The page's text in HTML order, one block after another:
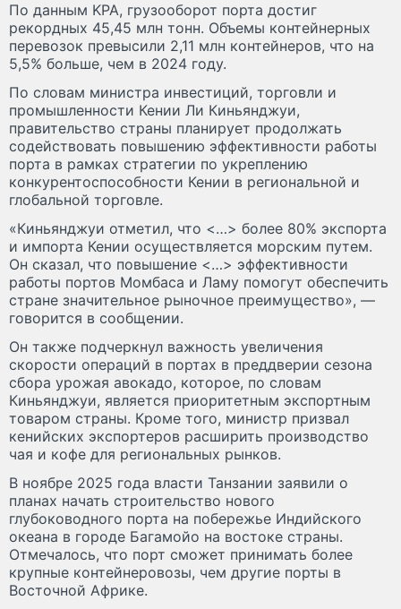
По данным KPA, грузооборот порта достиг
рекордных 45,45 млн тонн. Объемы контейнерных
перевозок превысили 2,11 млн контейнеров, что на
5,5% больше, чем в 2024 году.
По словам министра инвестиций, торговли и
промышленности Кении Ли Киньянджуи,
правительство страны планирует продолжать
содействовать повышению эффективности работы
порта в рамках стратегии по укреплению
конкурентоспособности Кении в региональной и
глобальной торговле.
«Киньянджуи отметил, что <…> более 80% экспорта
и импорта Кении осуществляется морским путем.
Он сказал, что повышение <…> эффективности
работы портов Момбаса и Ламу помогут обеспечить
стране значительное рыночное преимущество», —
говорится в сообщении.
Он также подчеркнул важность увеличения
скорости операций в портах в преддверии сезона
сбора урожая авокадо, которое, по словам
Киньянджуи, является приоритетным экспортным
товаром страны. Кроме того, министр призвал
кенийских экспортеров расширить производство
чая и кофе для региональных рынков.
В ноябре 2025 года власти Танзании заявили о
планах начать строительство нового
глубоководного порта на побережье Индийского
океана в городе Багамойо на востоке страны.
Отмечалось, что порт сможет принимать более
крупные контейнеровозы, чем другие порты в
Восточной Африке.